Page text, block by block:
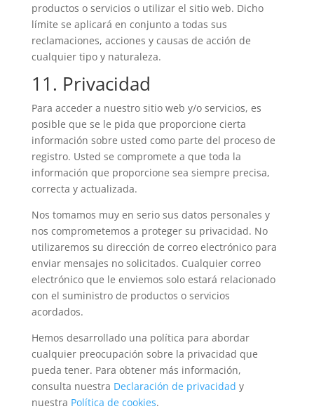
productos o servicios o utilizar el sitio web. Dicho
límite se aplicará en conjunto a todas sus
reclamaciones, acciones y causas de acción de
cualquier tipo y naturaleza.
11. Privacidad
Para acceder a nuestro sitio web y/o servicios, es
posible que se le pida que proporcione cierta
información sobre usted como parte del proceso de
registro. Usted se compromete a que toda la
información que proporcione sea siempre precisa,
correcta y actualizada.
Nos tomamos muy en serio sus datos personales y
nos comprometemos a proteger su privacidad. No
utilizaremos su dirección de correo electrónico para
enviar mensajes no solicitados. Cualquier correo
electrónico que le enviemos solo estará relacionado
con el suministro de productos o servicios
acordados.
Hemos desarrollado una política para abordar
cualquier preocupación sobre la privacidad que
pueda tener. Para obtener más información,
consulta nuestra Declaración de privacidad y
nuestra Política de cookies.